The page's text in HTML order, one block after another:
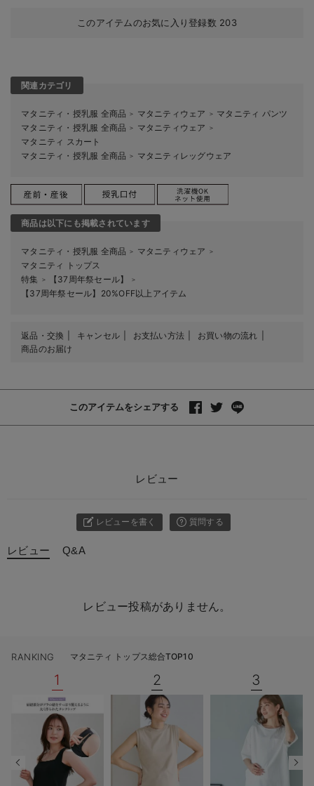
このアイテムのお気に入り登録数 203
関連カテゴリ
マタニティ・授乳服 全商品 ＞ マタニティウェア ＞ マタニティ パンツ
マタニティ・授乳服 全商品 ＞ マタニティウェア ＞
マタニティ スカート
マタニティ・授乳服 全商品 ＞ マタニティレッグウェア
商品は以下にも掲載されています
マタニティ・授乳服 全商品 ＞ マタニティウェア ＞
マタニティ トップス
特集
＞ 【37周年祭セール】 ＞
【37周年祭セール】20%OFF以上アイテム
返品・交換 キャンセル お支払い方法
お買い物の流れ
商品のお届け
このアイテムをシェアする
レビュー
レビューを書く 質問する
レビュー Q&A
レビュー投稿がありません。
RANKING マタニティ トップス総合TOP10
1 2 3